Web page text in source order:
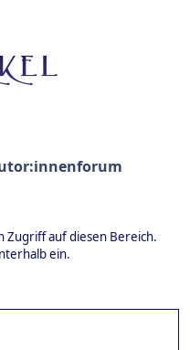
auf diesen Bereich.
ein.